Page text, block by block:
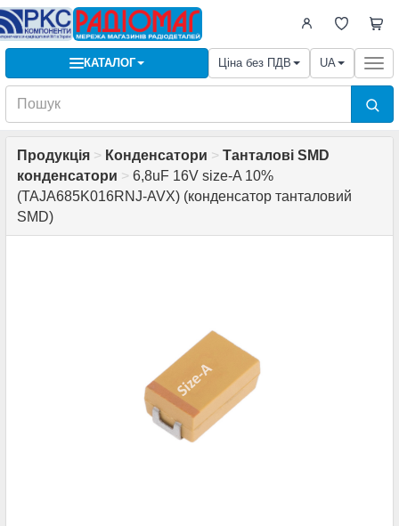
КАТАЛОГ Ціна без ПДВ UA
Продукція > Конденсатори > Танталові SMD
конденсатори > 6,8uF 16V size-A 10%
(TAJA685K016RNJ-AVX) (конденсатор танталовий
SMD)